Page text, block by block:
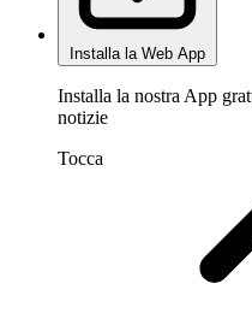
Installa la Web App
Installa la nostra App
notizie
Tocca